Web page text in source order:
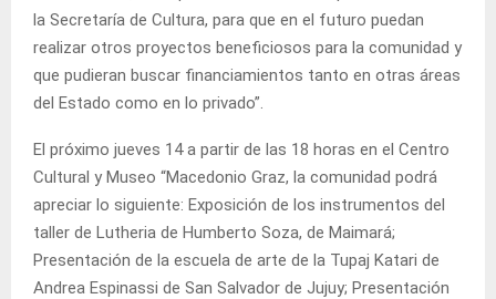
la Secretaría de Cultura, para que en el futuro puedan
realizar otros proyectos beneficiosos para la comunidad y
que pudieran buscar financiamientos tanto en otras áreas
del Estado como en lo privado”.
El próximo jueves 14 a partir de las 18 horas en el Centro
Cultural y Museo “Macedonio Graz, la comunidad podrá
apreciar lo siguiente: Exposición de los instrumentos del
taller de Lutheria de Humberto Soza, de Maimará;
Presentación de la escuela de arte de la Tupaj Katari de
Andrea Espinassi de San Salvador de Jujuy; Presentación